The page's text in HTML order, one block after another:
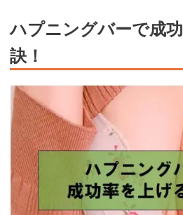
ハプニングバーで成
訣！